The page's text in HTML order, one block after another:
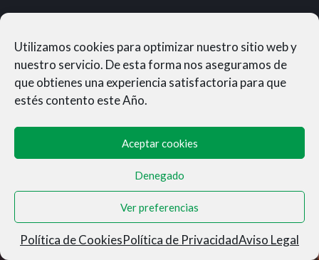
Utilizamos cookies para optimizar nuestro sitio web y
nuestro servicio. De esta forma nos aseguramos de
que obtienes una experiencia satisfactoria para que
estés contento este Año.
Aceptar cookies
Denegado
Ver preferencias
Política de CookiesPolítica de PrivacidadAviso Legal
MUNERASONG®- © 2026
Aviso Legal|Privacidad|Condiciones de Venta|
Cookies